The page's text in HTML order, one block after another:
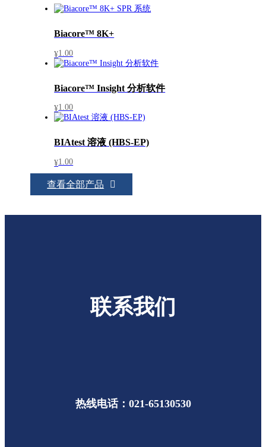
Biacore™ 8K+
¥1.00
Biacore™ Insight 分析软件
¥1.00
BIAtest 溶液 (HBS-EP)
¥1.00
查看全部产品
联系我们
热线电话：021-65130530